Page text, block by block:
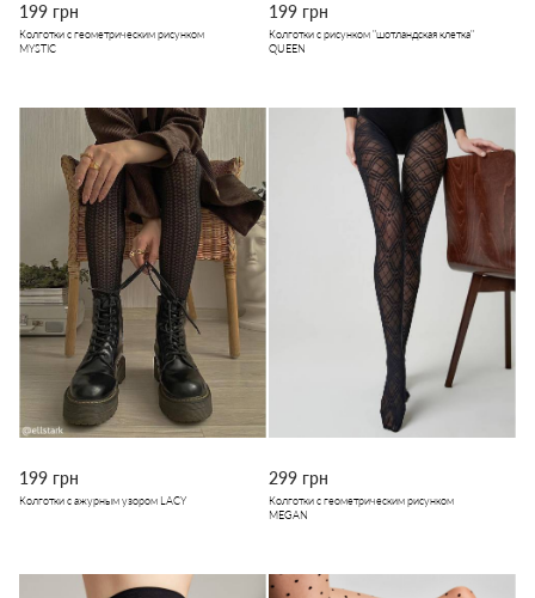
199 грн
Колготки с геометрическим рисунком
MYSTIC
199 грн
Колготки с рисунком "шотландская клетка"
QUEEN
199 грн
Колготки с ажурным узором LACY
299 грн
Колготки с геометрическим рисунком
MEGAN